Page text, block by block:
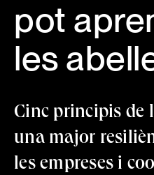
pot
les
Cinc principis de
una major
les empreses i